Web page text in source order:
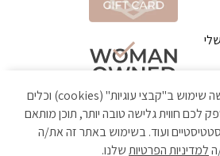
לידיעתכם, באתר זה נעשה שימוש ב"קבצי עוגיות" (cookies) וכלים
לכם חווית גלישה טובה יותר, תוכן מותאם
סטטיסטיים ועוד. בשימוש באתר זה את/ה
למדיניות הפרטיותשלנו.